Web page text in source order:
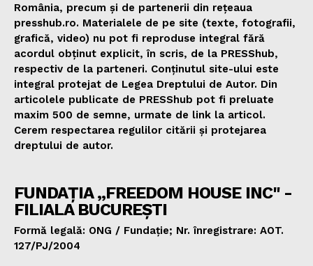
România, precum și de partenerii din rețeaua
presshub.ro. Materialele de pe site (texte, fotografii,
grafică, video) nu pot fi reproduse integral fără
acordul obținut explicit, în scris, de la PRESShub,
respectiv de la parteneri. Conținutul site-ului este
integral protejat de Legea Dreptului de Autor. Din
articolele publicate de PRESShub pot fi preluate
maxim 500 de semne, urmate de link la articol.
Cerem respectarea regulilor citării și protejarea
dreptului de autor.
FUNDAȚIA „FREEDOM HOUSE INC" -
FILIALA BUCUREȘTI
Formă legală: ONG / Fundație; Nr. înregistrare: AOT.
127/PJ/2004